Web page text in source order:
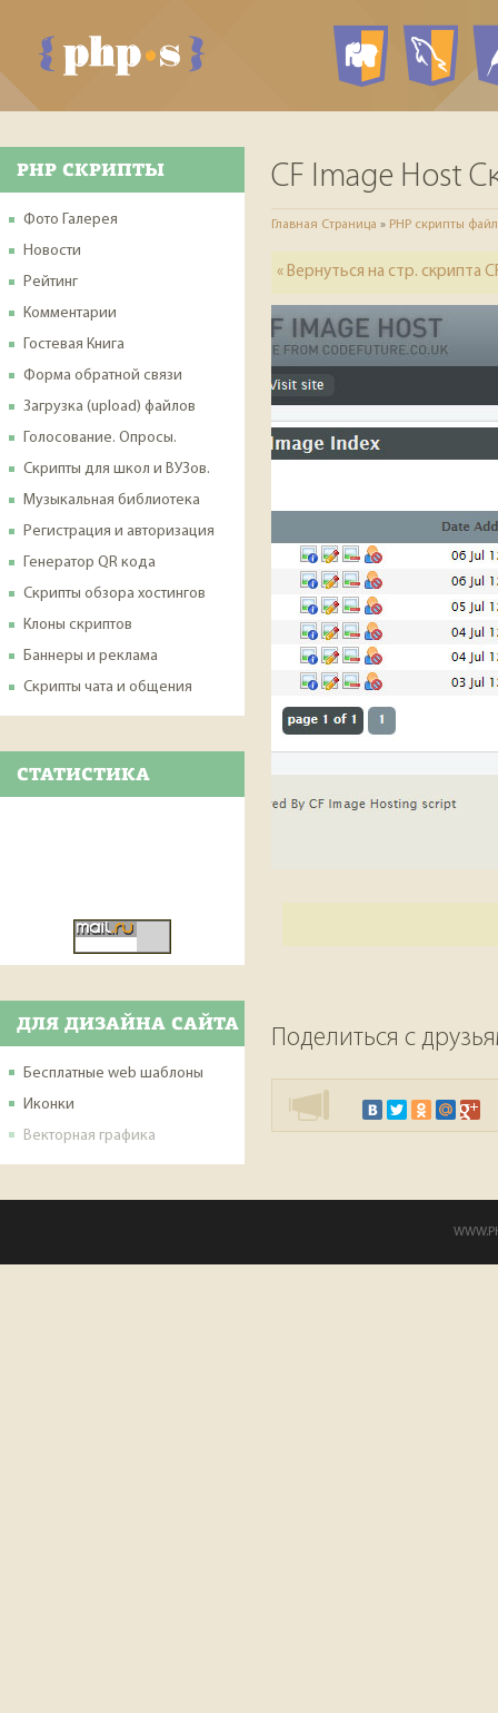
PHP
PHP СКРИПТЫ
Фото Галерея
Новости
Рейтинг
Комментарии
Гостевая Книга
Форма обратной связи
Загрузка (upload) файлов
Голосование. Опросы.
Скрипты для школ и ВУЗов.
Музыкальная библиотека
Регистрация и авторизация
Генератор QR кода
Скрипты обзора хостингов
Клоны скриптов
Баннеры и реклама
Скрипты чата и общения
СТАТИСТИКА
ДЛЯ ДИЗАЙНА САЙТА
Бесплатные web шаблоны
Иконки
Векторная графика
CF Image Host
Главная Страница » PHP скрипты
« Вернуться на стр. скрипта
Поделиться с